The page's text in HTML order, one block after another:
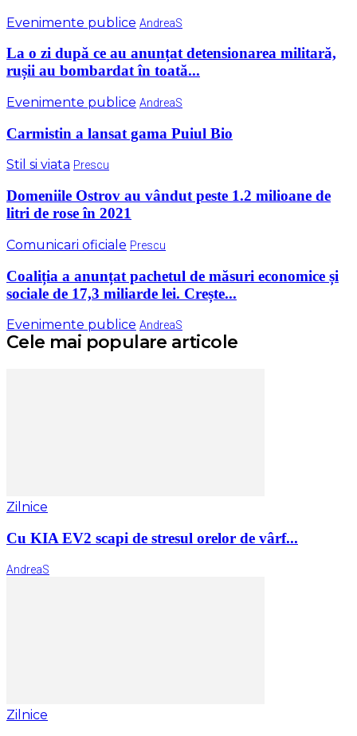
Evenimente publice AndreaS
La o zi după ce au anunțat detensionarea militară,
rușii au bombardat în toată...
Evenimente publice AndreaS
Carmistin a lansat gama Puiul Bio
Stil si viata Prescu
Domeniile Ostrov au vândut peste 1.2 milioane de
litri de rose în 2021
Comunicari oficiale Prescu
Coaliția a anunțat pachetul de măsuri economice și
sociale de 17,3 miliarde lei. Crește...
Evenimente publice AndreaS
Cele mai populare articole
Zilnice
Cu KIA EV2 scapi de stresul orelor de vârf...
AndreaS
Zilnice